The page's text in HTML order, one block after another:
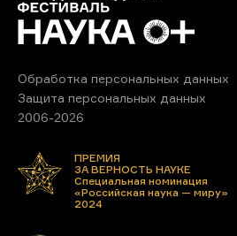
Обработка персональных данных
Защита персональных данных
2006-2026
ПРЕМИЯ
ЗА ВЕРНОСТЬ НАУКЕ
Специальная номинация
«Российская наука — миру»
2024